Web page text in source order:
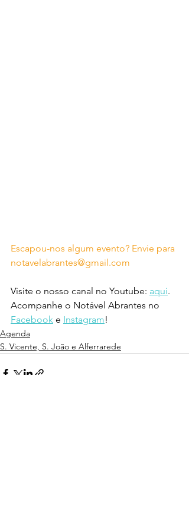
Escapou-nos algum evento? Envie para
notavelabrantes@gmail.com
Visite o nosso canal no Youtube: aqui.
Acompanhe o Notável Abrantes no
Facebook e Instagram!
Agenda
S. Vicente, S. João e Alferrarede